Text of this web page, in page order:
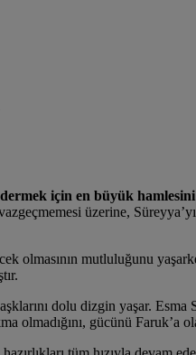
için en büyük hamlesini
üzerine,
olmasının mutluluğunu
dolu dizgin yaşar.
olmadığını, gücünü Faruk’a